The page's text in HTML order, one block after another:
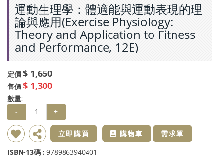
運動生理學：體適能與運動表現的理
論與應用(Exercise Physiology:
Theory and Application to Fitness
and Performance, 12E)
定價 $ 1,650
售價 $ 1,300
數量:
-
+
新增到收藏夾 分享 立即購買 購物車
需求單
ISBN-13碼 : 9789863940401